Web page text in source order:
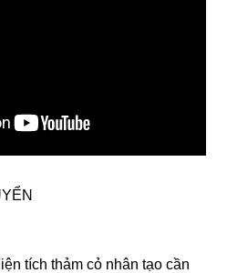
tích thảm cỏ nhân tạo cần